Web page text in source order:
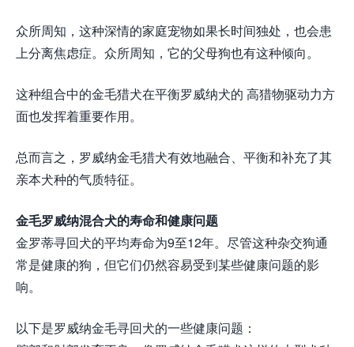
众所周知，这种深情的家庭宠物如果长时间独处，也会患
上分离焦虑症。众所周知，它的父母狗也有这种倾向。
这种组合中的金毛猎犬在平衡罗威纳犬的 高猎物驱动力方
面也发挥着重要作用。
总而言之，罗威纳金毛猎犬有效地融合、平衡和补充了其
亲本犬种的气质特征。
金毛罗威纳混合犬的寿命和健康问题
金罗蒂寻回犬的平均寿命为9至12年。尽管这种杂交狗通
常是健康的狗，但它们仍然容易受到某些健康问题的影
响。
以下是罗威纳金毛寻回犬的一些健康问题：